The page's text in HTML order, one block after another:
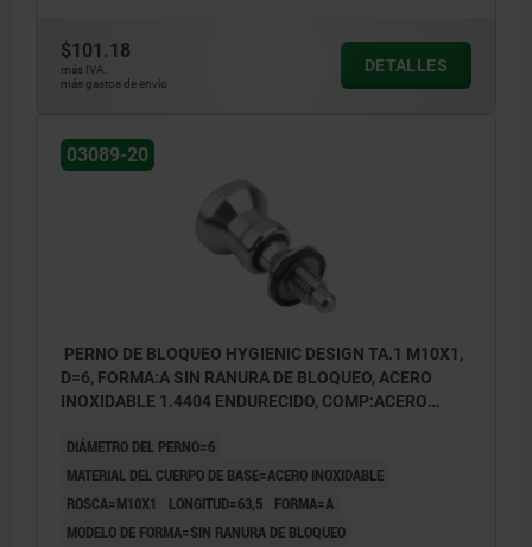
$101.18
más IVA.
más gastos de envío
DETALLES
03089-20
PERNO DE BLOQUEO HYGIENIC DESIGN TA.1 M10X1,
D=6, FORMA:A SIN RANURA DE BLOQUEO, ACERO
INOXIDABLE 1.4404 ENDURECIDO, COMP:ACERO
DIÁMETRO DEL PERNO=6
MATERIAL DEL CUERPO DE BASE=ACERO INOXIDABLE
ROSCA=M10X1
LONGITUD=63,5
FORMA=A
MODELO DE FORMA=SIN RANURA DE BLOQUEO